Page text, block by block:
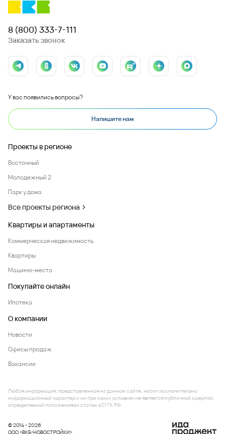
8 (800) 333-7-111
Заказать звонок
У вас появились вопросы?
Напишите нам
Проекты в регионе
Восточный
Молодежный 2
Парк у дома
Все проекты региона
Квартиры и апартаменты
Коммерческая недвижимость
Квартиры
Машино-места
Покупайте онлайн
Ипотека
О компании
Новости
Офисы продаж
Вакансии
© 2014 - 2026
ООО «ВКБ-НОВОСТРОЙКИ»
Любая информация, представленная на данном сайте, носит исключительно
информационный характер и ни при каких условиях не является публичной офертой,
определяемой положениями статьи 437 ГК РФ.